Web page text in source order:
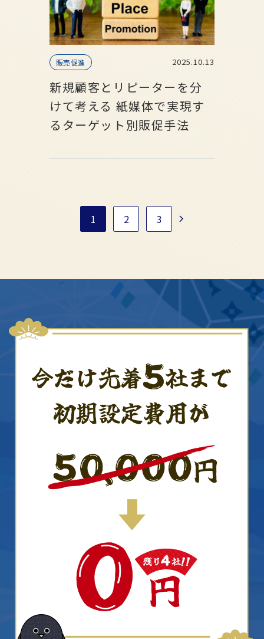
販売促進 2025.10.13
新規顧客とリピーターを分
けて考える 紙媒体で実現す
るターゲット別販促手法
1 2 3